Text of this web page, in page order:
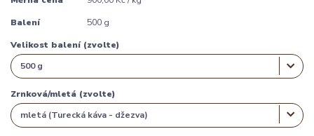
Balení 500 g
Velikost balení (zvolte)
Zrnková/mletá (zvolte)